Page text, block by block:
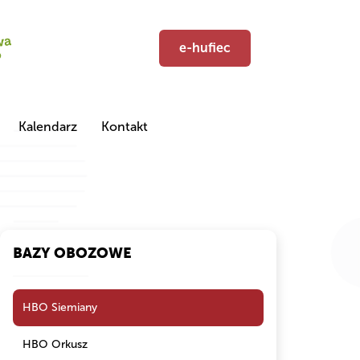
e-hufiec
Kalendarz Kontakt
BAZY OBOZOWE
HBO Siemiany
HBO Orkusz